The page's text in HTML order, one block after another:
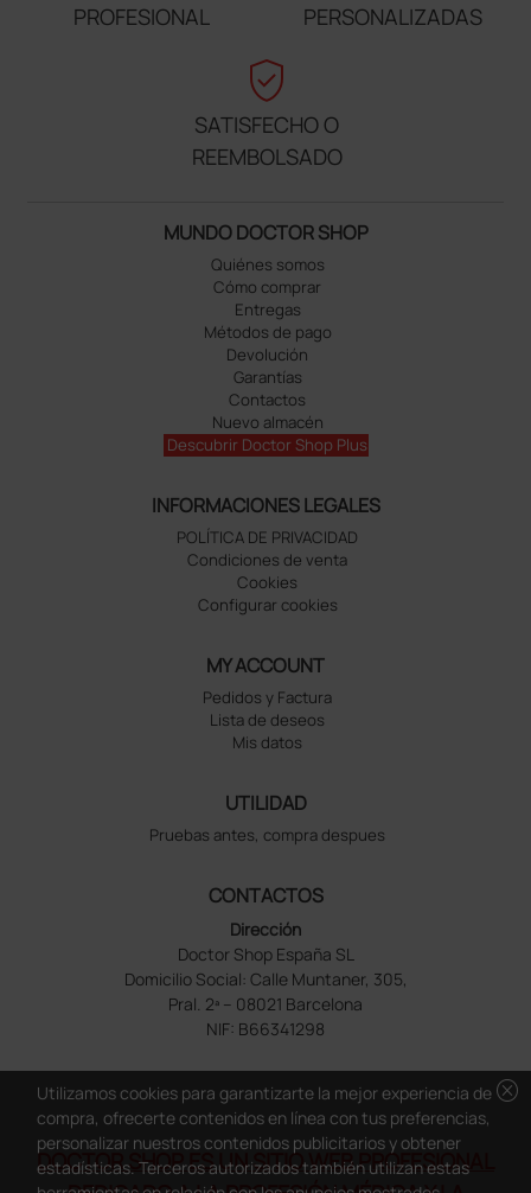
PROFESIONAL
PERSONALIZADAS
verified_user
SATISFECHO O
REEMBOLSADO
MUNDO DOCTOR SHOP
Quiénes somos
Cómo comprar
Entregas
Métodos de pago
Devolución
Garantías
Contactos
Nuevo almacén
Descubrir Doctor Shop Plus
INFORMACIONES LEGALES
POLÍTICA DE PRIVACIDAD
Condiciones de venta
Cookies
Configurar cookies
MY ACCOUNT
Pedidos y Factura
Lista de deseos
Mis datos
UTILIDAD
Pruebas antes, compra despues
CONTACTOS
Dirección
Doctor Shop España SL
Domicilio Social: Calle Muntaner, 305,
Pral. 2ª – 08021 Barcelona
NIF: B66341298
DOCTOR SHOP ES UN SITIO WEB PROFESIONAL
cancel
Utilizamos cookies para garantizarte la mejor experiencia de
compra, ofrecerte contenidos en línea con tus preferencias,
personalizar nuestros contenidos publicitarios y obtener
estadísticas. Terceros autorizados también utilizan estas